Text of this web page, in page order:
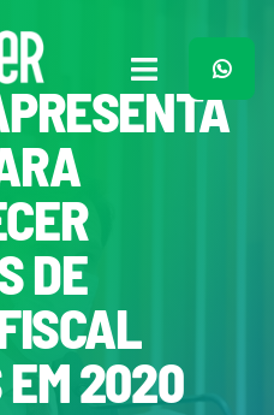
Toggle
Navigation
DE
EM 2020